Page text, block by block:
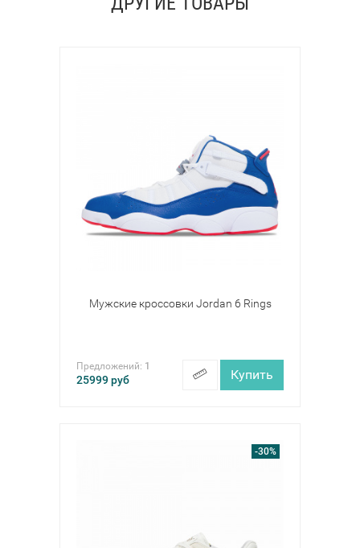
Мужские кроссовки Jordan 6 Rings
Предложений: 1
25999руб Купить
-30%